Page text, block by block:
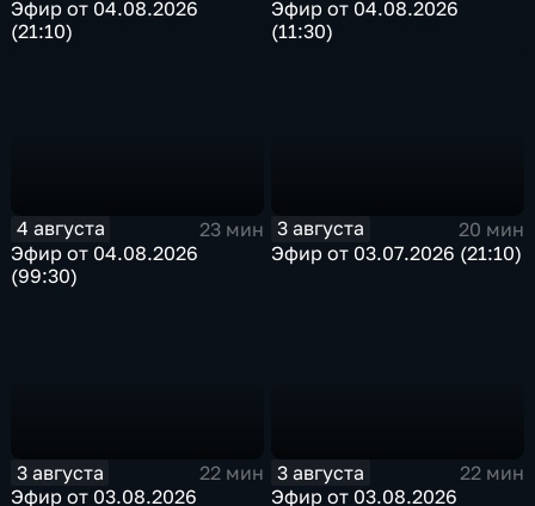
Эфир от 04.08.2026
(21:10)
Эфир от 04.08.2026
(11:30)
4 августа
23 мин
Эфир от 04.08.2026
(99:30)
3 августа
20 мин
Эфир от 03.07.2026 (21:10)
3 августа
22 мин
Эфир от 03.08.2026
3 августа
22 мин
Эфир от 03.08.2026